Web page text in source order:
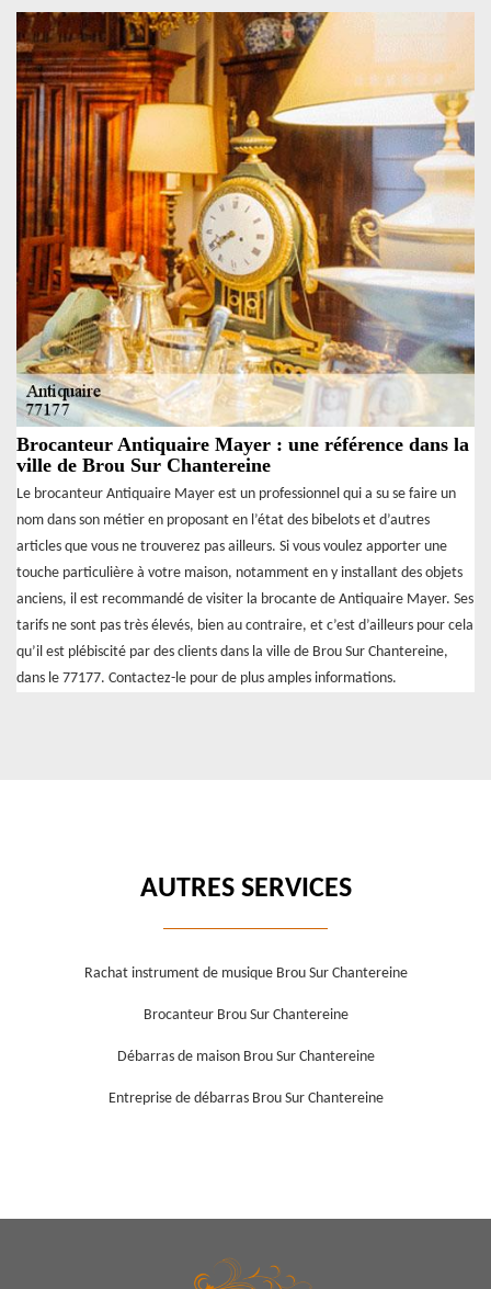
Brocanteur Antiquaire Mayer : une référence dans la
ville de Brou Sur Chantereine
Le brocanteur Antiquaire Mayer est un professionnel qui a su se faire un
nom dans son métier en proposant en l’état des bibelots et d’autres
articles que vous ne trouverez pas ailleurs. Si vous voulez apporter une
touche particulière à votre maison, notamment en y installant des objets
anciens, il est recommandé de visiter la brocante de Antiquaire Mayer. Ses
tarifs ne sont pas très élevés, bien au contraire, et c’est d’ailleurs pour cela
qu’il est plébiscité par des clients dans la ville de Brou Sur Chantereine,
dans le 77177. Contactez-le pour de plus amples informations.
AUTRES SERVICES
Rachat instrument de musique Brou Sur Chantereine
Brocanteur Brou Sur Chantereine
Débarras de maison Brou Sur Chantereine
Entreprise de débarras Brou Sur Chantereine